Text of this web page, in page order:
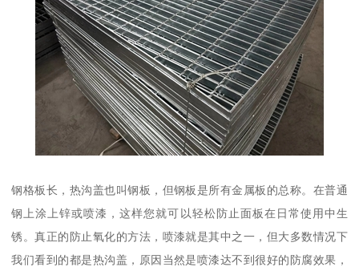
钢格板长，热沟盖也叫钢板，但钢板是所有金属板的总称。在普通
钢上涂上锌或喷漆，这样您就可以轻松防止面板在日常使用中生
锈。真正的防止氧化的方法，喷漆就是其中之一，但大多数情况下
我们看到的都是热沟盖，原因当然是喷漆达不到很好的防腐效果，